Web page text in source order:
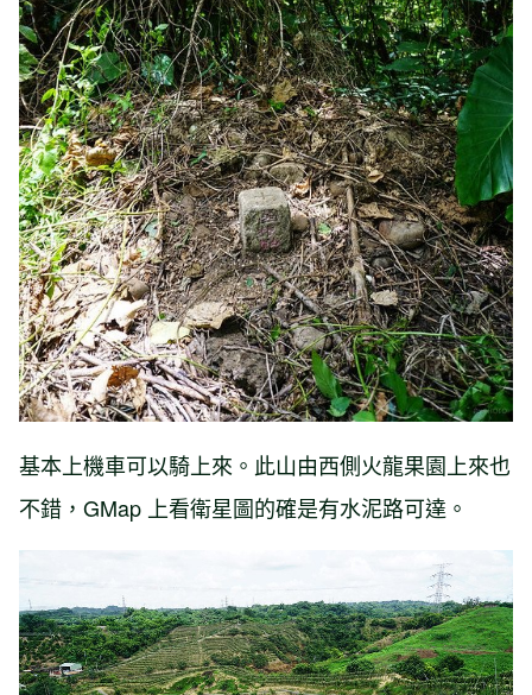
基本上機車可以騎上來。此山由西側火龍果園上來也
不錯，GMap 上看衛星圖的確是有水泥路可達。